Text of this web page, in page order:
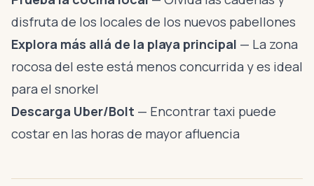
disfruta de los locales de los nuevos pabellones
Explora más allá de la playa principal — La zona
rocosa del este está menos concurrida y es ideal
para el snorkel
Descarga Uber/Bolt — Encontrar taxi puede
costar en las horas de mayor afluencia